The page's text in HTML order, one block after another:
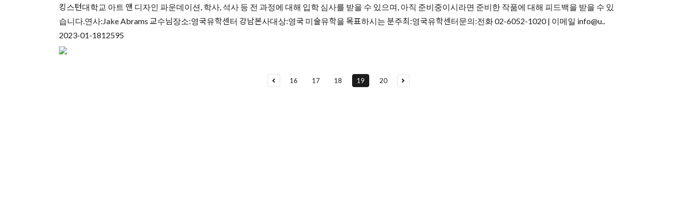
킹스턴대학교 아트 앤 디자인 파운데이션, 학사, 석사 등 전 과정에 대해 입학 심사를 받을 수 있으며, 아직 준비중이시라면 준비한 작품에 대해 피드백을 받을 수 있
습니다.연사:Jake Abrams 교수님장소:영국유학센터 강남본사대상:영국 미술유학을 목표하시는 분주최:영국유학센터문의:전화 02-6052-1020 | 이메일 info@u..
2023-01-1812595
16 17 18 19 20